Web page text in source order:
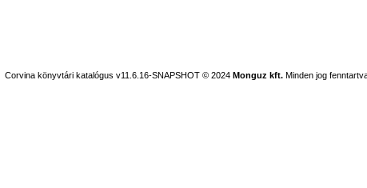
Corvina könyvtári katalógus v11.6.16-SNAPSHOT © 2024 Monguz kft. Minden jog